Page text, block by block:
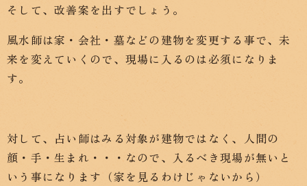
そして、改善案を出すでしょう。
風水師は家・会社・墓などの建物を変更する事で、未
来を変えていくので、現場に入るのは必須になりま
す。
対して、占い師はみる対象が建物ではなく、人間の
顔・手・生まれ・・・なので、入るべき現場が無いと
いう事になります（家を見るわけじゃないから）